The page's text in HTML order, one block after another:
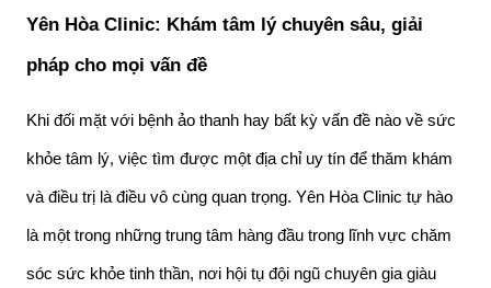
Yên Hòa Clinic: Khám tâm lý chuyên sâu, giải
pháp cho mọi vấn đề
Khi đối mặt với bệnh ảo thanh hay bất kỳ vấn đề nào về sức
khỏe tâm lý, việc tìm được một địa chỉ uy tín để thăm khám
và điều trị là điều vô cùng quan trọng. Yên Hòa Clinic tự hào
là một trong những trung tâm hàng đầu trong lĩnh vực chăm
sóc sức khỏe tinh thần, nơi hội tụ đội ngũ chuyên gia giàu